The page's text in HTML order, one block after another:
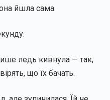
йшла сама.
ледь кивнула — так,
що їх бачать.